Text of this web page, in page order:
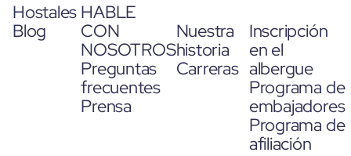
Hostales
Blog
HABLE
CON
NOSOTROS
Preguntas
frecuentes
Prensa
Nuestra
historia
Carreras
Inscripción
en el
albergue
Programa de
embajadores
Programa de
afiliación